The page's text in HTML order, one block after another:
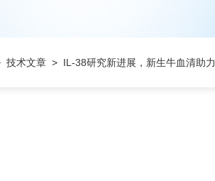
技术文章 > IL-38研究新进展，新生牛血清助力